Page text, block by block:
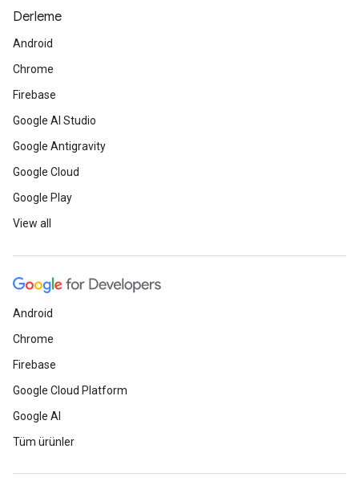
Derleme
Android
Chrome
Firebase
Google AI Studio
Google Antigravity
Google Cloud
Google Play
View all
Android
Chrome
Firebase
Google Cloud Platform
Google AI
Tüm ürünler